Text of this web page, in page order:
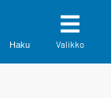
Haku Valikko